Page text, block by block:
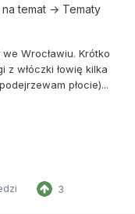
temat → Tematy
Wrocławiu. Krótko
z włóczki łowię kilka
płocie)...
3